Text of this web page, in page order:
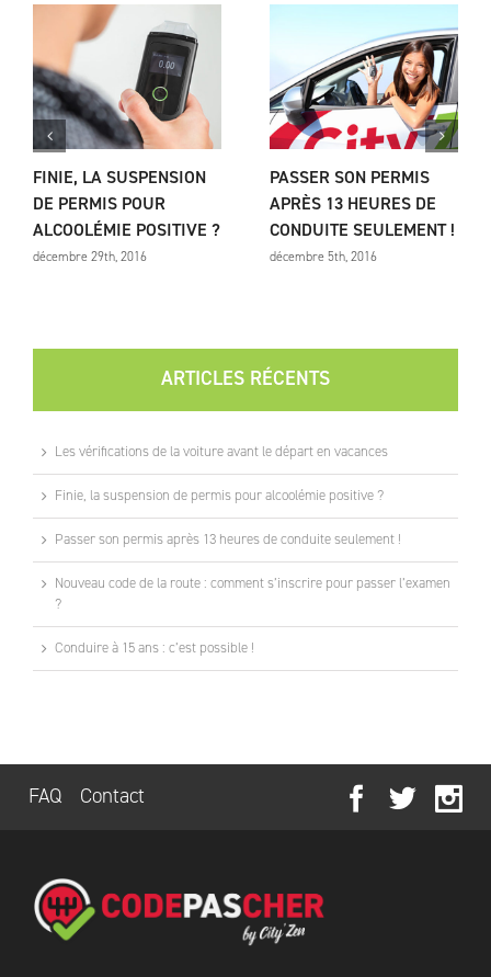
FINIE, LA SUSPENSION
DE PERMIS POUR
ALCOOLÉMIE POSITIVE ?
décembre 29th, 2016
PASSER SON PERMIS
APRÈS 13 HEURES DE
CONDUITE SEULEMENT !
décembre 5th, 2016
ARTICLES RÉCENTS
Les vérifications de la voiture avant le départ en vacances
Finie, la suspension de permis pour alcoolémie positive ?
Passer son permis après 13 heures de conduite seulement !
Nouveau code de la route : comment s’inscrire pour passer l’examen
?
Conduire à 15 ans : c’est possible !
FAQ Contact